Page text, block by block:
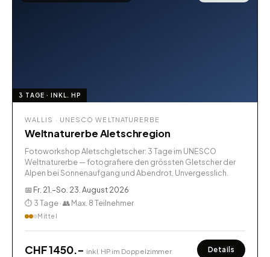
3 TAGE · INKL. HP
WALLIS · UNESCO WELTNATURERBE
Weltnaturerbe Aletschregion
Fotoworkshop Aletschgletscher: 3 Tage im UNESCO
Weltnaturerbe — fotografiere den grössten Gletscher der
Alpen bei Sonnenaufgang und Abendrot. Unvergesslich.
📅 Fr. 21.–So. 23. August 2026
⏱ 3 Tage · 👥 Max. 8 Teilnehmer
Mittel
CHF 1450.– inkl. HP im Doppelzimmer Details